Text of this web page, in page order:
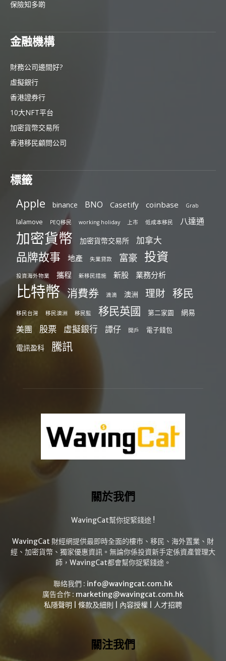
保險知多啲
金融機構
財務公司邊間好?
虛擬銀行
香港證券行
10大NFT平台
加密貨幣交易所
香港移民顧問公司
標籤
Apple binance BNO Casetify coinbase Grab
lalamove PEQ移民 working holiday 上市 低成本移民 八達通
加密貨幣 加密貨幣交易所 加拿大
品牌故事 地產 失業貸款 富豪 投資
投資海外物業 攜程 新移民措施 新股 業務分析
比特幣 消費券 滴滴 澳洲 理財 移民
移民台灣 移民澳洲 移民監 移民英國 第二家園 網易
美團 股票 虛擬銀行 譚仔 開戶 電子錢包
電訊盈科 騰訊
關於我們
WavingCat幫你捉緊錢途 !
WavingCat 財經網提供最即時全面的樓市、移民、海外置業、財
經、加密貨幣、獨家優惠資訊。無論你係投資新手定係資產管理大
師，WavingCat都會幫你捉緊錢途。
聯絡我們 : info@wavingcat.com.hk
廣告合作 : marketing@wavingcat.com.hk
私隱聲明
條款及細則 內容授權 人才招聘
關注我們